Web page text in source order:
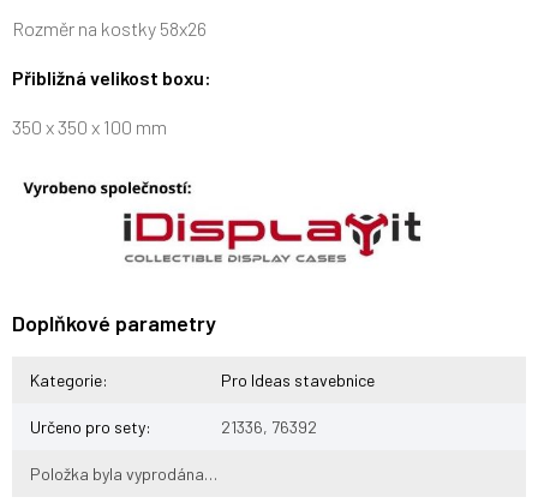
Rozměr na kostky 58x26
Přibližná velikost boxu:
350 x 350 x 100 mm
Doplňkové parametry
Kategorie: Pro Ideas stavebnice
Určeno pro sety: 21336, 76392
Položka byla vyprodána…